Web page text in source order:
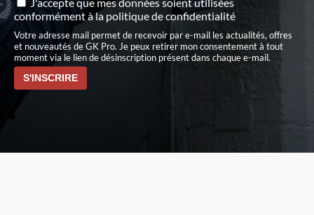
conformément àla politique de confidentialité
Votre adresse mail permet de recevoir par e-mail les actualités, offres
et nouveautés de GK Pro. Je peux retirer mon consentement à tout
moment via le lien de désinscription présent dans chaque e-mail.